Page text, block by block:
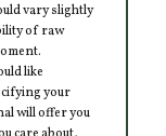
vary slightly
of raw
like
your
will offer you